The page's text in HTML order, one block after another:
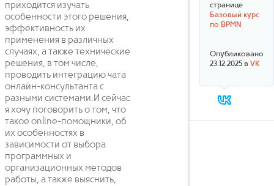
приходится изучать
особенности этого решения,
эффективность их
применения в различных
случаях, а также технические
решения, в том числе,
проводить интеграцию чата
онлайн-консультанта с
разными системами.И сейчас
я хочу поговорить о том, что
такое online-помощники, об
их особенностях в
зависимости от выбора
программных и
организационных методов
работы, а также выяснить,
странице
Базовый курс
по BPMN
Опубликовано
23.12.2025 в VK